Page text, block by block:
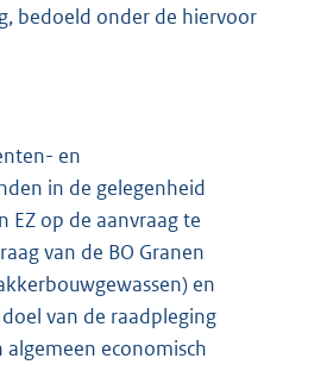
bedoeld onder de hiervoor
en
in de gelegenheid
op de aanvraag te
van de BO Granen
en
van de raadpleging
economisch